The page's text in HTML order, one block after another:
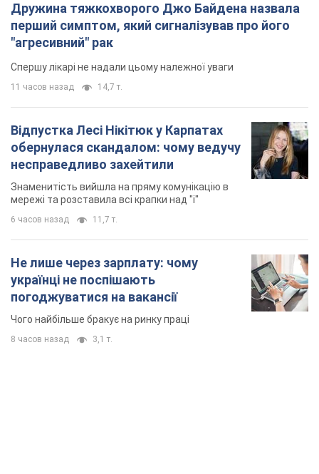
Дружина тяжкохворого Джо Байдена назвала
перший симптом, який сигналізував про його
"агресивний" рак
Спершу лікарі не надали цьому належної уваги
11 часов назад 14,7 т.
Відпустка Лесі Нікітюк у Карпатах
обернулася скандалом: чому ведучу
несправедливо захейтили
Знаменитість вийшла на пряму комунікацію в
мережі та розставила всі крапки над "і"
6 часов назад 11,7 т.
Не лише через зарплату: чому
українці не поспішають
погоджуватися на вакансії
Чого найбільше бракує на ринку праці
8 часов назад 3,1 т.